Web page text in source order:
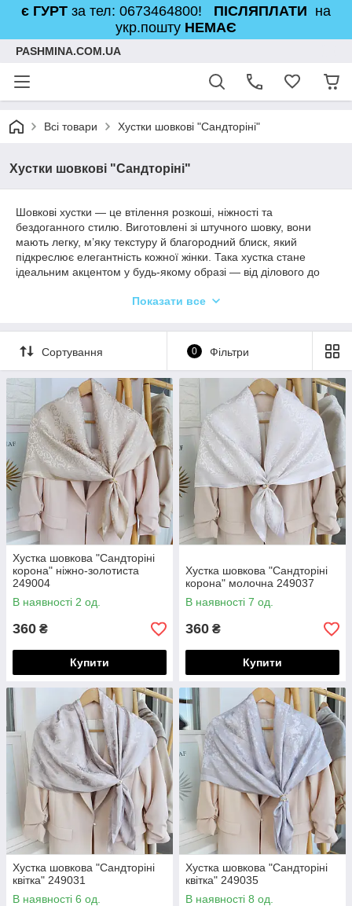
є ГУРТ за тел: 0673464800! ПІСЛЯПЛАТИ на
укр.пошту НЕМАЄ
PASHMINA.COM.UA
Всі товари Хустки шовкові "Сандторіні"
Хустки шовкові "Сандторіні"
Шовкові хустки — це втілення розкоші, ніжності та
бездоганного стилю. Виготовлені зі штучного шовку, вони
мають легку, м’яку текстуру й благородний блиск, який
підкреслює елегантність кожної жінки. Така хустка стане
ідеальним акцентом у будь-якому образі — від ділового до
У колекції представлено класичні та сучасні дизайни: квіткові
стилю індивідуальності та витонченості.
Хустка шовкова — це не просто аксесуар, а ніжний штрих,
який перетворює повсякденність у мистецтво краси.
Показати все
Сортування 0 Фільтри
Хустка шовкова "Сандторіні
корона" ніжно-золотиста
249004
В наявності 2 од.
360 ₴
Купити
Хустка шовкова "Сандторіні
корона" молочна 249037
В наявності 7 од.
360 ₴
Купити
Хустка шовкова "Сандторіні
квітка" 249031
В наявності 6 од.
Хустка шовкова "Сандторіні
квітка" 249035
В наявності 8 од.